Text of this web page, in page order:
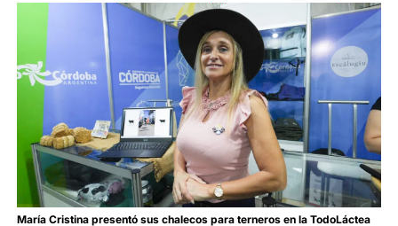
María Cristina presentó sus chalecos para terneros en la TodoLáctea